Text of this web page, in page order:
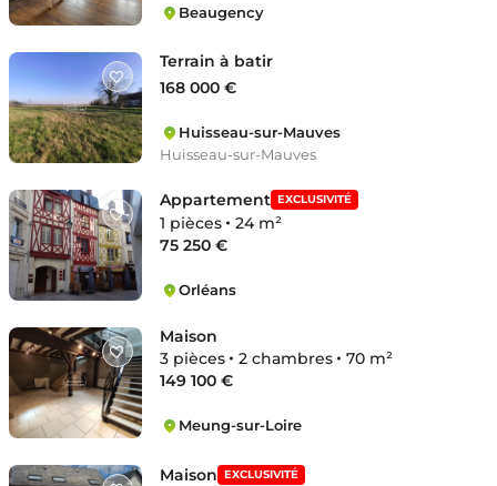
Beaugency
Terrain à batir
168 000 €
Huisseau-sur-Mauves
Huisseau-sur-Mauves
Appartement EXCLUSIVITÉ
1 pièces
24 m²
75 250 €
Orléans
Maison
3 pièces
2 chambres
70 m²
149 100 €
Meung-sur-Loire
Maison EXCLUSIVITÉ